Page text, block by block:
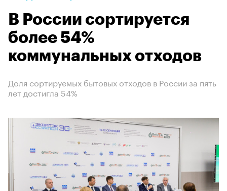
В России сортируется
более 54%
коммунальных отходов
Доля сортируемых бытовых отходов в России за пять
лет достигла 54%